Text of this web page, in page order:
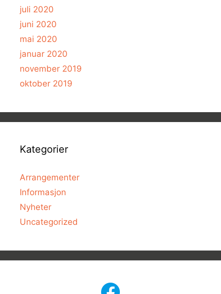
juli 2020
juni 2020
mai 2020
januar 2020
november 2019
oktober 2019
Kategorier
Arrangementer
Informasjon
Nyheter
Uncategorized